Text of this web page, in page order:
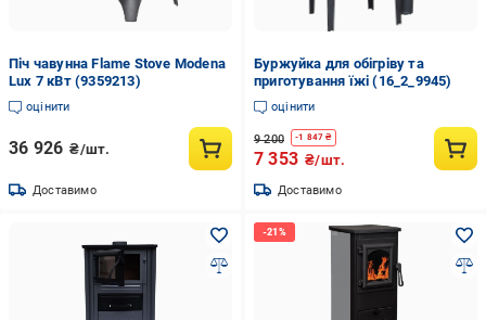
Піч чавунна Flame Stove Modena
Lux 7 кВт (9359213)
оцінити
36 926 ₴/шт.
Доставимо
Буржуйка для обігріву та
приготування їжі (16_2_9945)
оцінити
9 200 -1 847 ₴
7 353 ₴/шт.
Доставимо